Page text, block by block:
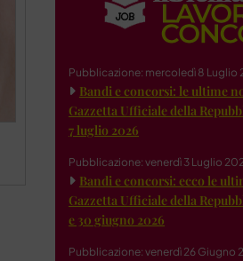
Pubblicazione: mercoledì 8 Luglio
Bandi e concorsi: le ultime
Gazzetta Ufficiale della
7 luglio 2026
Pubblicazione: venerdì 3 Luglio
Bandi e concorsi: ecco le
Gazzetta Ufficiale della
e 30 giugno 2026
Pubblicazione: venerdì 26 Giugno